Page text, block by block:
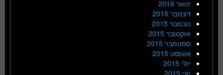
ינואר 2016
דצמבר 2015
נובמבר 2015
אוקטובר 2015
ספטמבר 2015
אוגוסט 2015
יולי 2015
יוני 2015